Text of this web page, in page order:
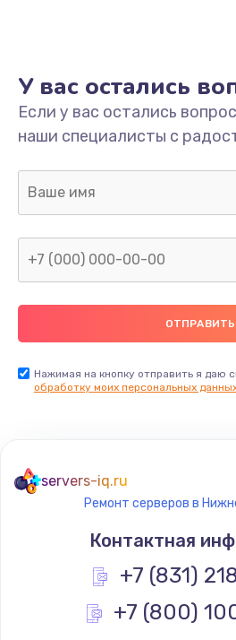
Замена/Pемонт
1300 руб.
Заказать
Ремонт
400 руб.
Заказать
Замена
1200 руб.
Заказать
Замена
У вас остались
Если у вас остались
наши специалисты с
Нажимая на кнопку отправить я даю
обработку моих персональных
servers-iq.ru
Ремонт серверов в
Контактная
+7 (831)
+7 (800)